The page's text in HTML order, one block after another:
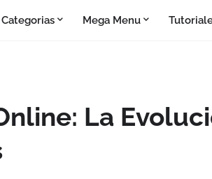
Categorias Mega Menu
La